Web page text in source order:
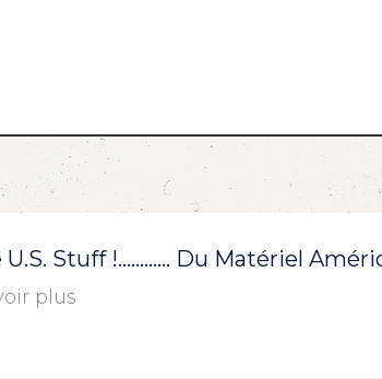
U.S. Stuff !………… Du Matériel
plus